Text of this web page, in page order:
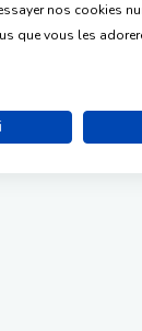
d'actions de
nos cookies
que vous les